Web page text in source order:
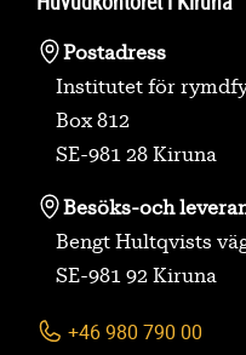
Postadress
Institutet för
Box 812
SE-981 28 Kiruna
Besöks-och
Bengt Hultqvists
SE-981 92 Kiruna
+46 980 790 00